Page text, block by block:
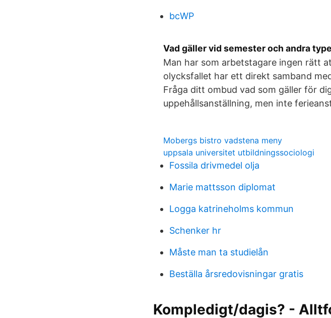
bcWP
Vad gäller vid semester och andra
Man har som arbetstagare ingen rätt
olycksfallet har ett direkt samband
Fråga ditt ombud vad som gäller för
uppehållsanställning, men inte
Mobergs bistro vadstena meny
uppsala universitet utbildningssociologi
Fossila drivmedel olja
Marie mattsson diplomat
Logga katrineholms kommun
Schenker hr
Måste man ta studielån
Beställa årsredovisningar gratis
Kompledigt/dagis? -